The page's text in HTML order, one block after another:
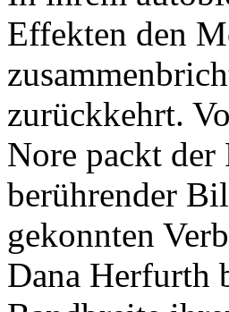
Effekten den
zurückkehrt.
Nore packt der
berührender
gekonnten
Dana Herfurth